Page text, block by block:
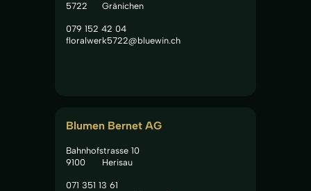
5722
Gränichen
079 152 42 04
floralwerk5722@bluewin.ch
Blumen Bernet AG
Bahnhofstrasse 10
9100
Herisau
071 351 13 61